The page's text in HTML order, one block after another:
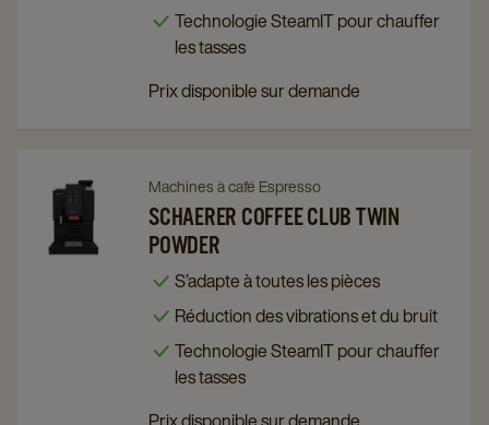
details
page
Technologie SteamIT pour chauffer
les tasses
Prix disponible sur demande
Navigate
Schaerer
Navigate
to
Schaerer
Coffee
Club
Powder
Machines à café Espresso
SCHAERER COFFEE CLUB TWIN
POWDER
S’adapte à toutes les pièces
Réduction des vibrations et du bruit
Technologie SteamIT pour chauffer
les tasses